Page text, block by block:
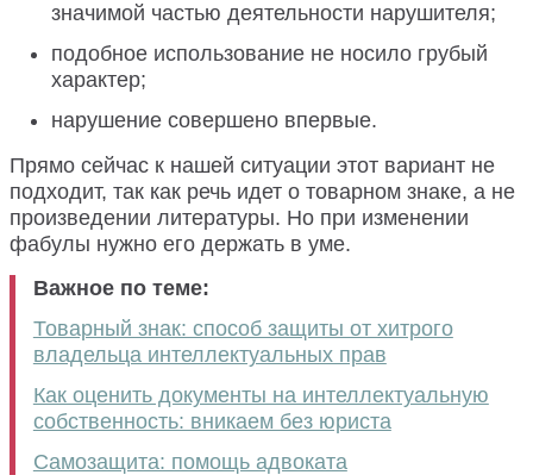
значимой частью деятельности нарушителя;
подобное использование не носило грубый
характер;
нарушение совершено впервые.
Прямо сейчас к нашей ситуации этот вариант не
подходит, так как речь идет о товарном знаке, а не
произведении литературы. Но при изменении
фабулы нужно его держать в уме.
Важное по теме:
Товарный знак: способ защиты от хитрого
владельца интеллектуальных прав
Как оценить документы на интеллектуальную
собственность: вникаем без юриста
Самозащита: помощь адвоката